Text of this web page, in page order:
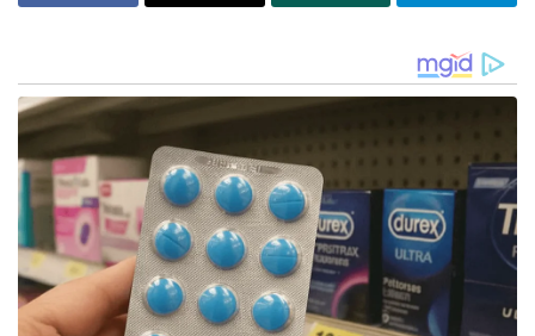
Stories you may like
‘കത്തിയത് എന്റെ വാഹനമല്ല, കോടികളുടെ സ്വപ്നം:
സംവിധായകൻ വിജീഷ് മണിയുടെ കാർ കത്തിച്ച
കേസിൽ പ്രതികളെ പിടികൂടാതെ പോലീസ്
കർക്കിടകം കനക്കുന്നു, 3 ജില്ലകളിൽ അതിതീവ്ര മഴ;
പത്തനംതിട്ടയും കോട്ടയവും ഇടുക്കിയും റെഡ്
അലർട്ടിൽ!’: വരും മണിക്കൂറുകളിൽ പ്രളയസാധ്യത